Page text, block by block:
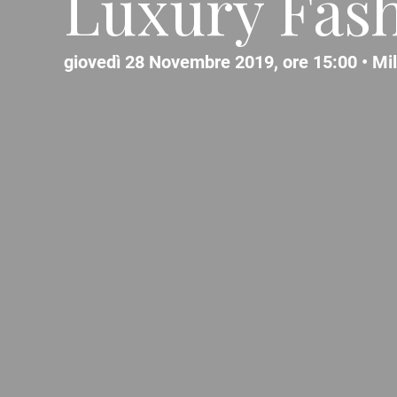
giovedì 28 Novembre 2019, ore 15:00 •